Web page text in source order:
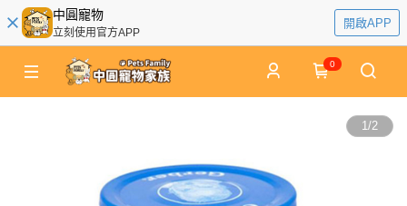
中圓寵物
立刻使用官方APP
開啟APP
0
1/2